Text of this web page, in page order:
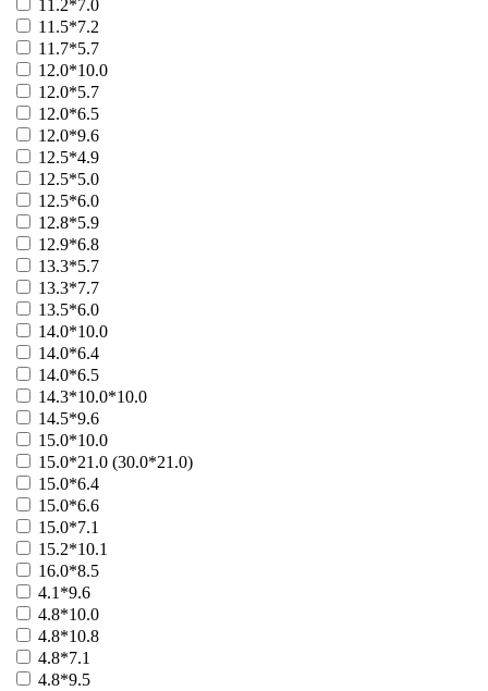
фонд Культуры
21084 - Госпожа Удача
Фонд образования
31003 - Миллионер
Больше
Фонд одаренных детей
21062 - Dendy
Больше
Фонд Святого Трифона
Больше
фонд содействия (РБФСМ)
21054 - Содействие (25)
21055 - Боулинг
21056 - Покер
41105 - Как карты лягут
41057 - счастливая семья
31002 - счастливая семья
41072 - Кошки-мышки
41073 - Кошки-мышки
21039 - Самбо
21044 - Пари (600)
21046 - Пари (300)
21047 - Содействие (200)
21050 - Содействие (100)
Больше
фонд социальной защиты
11.2*7.0
11.5*7.2
11.7*5.7
12.0*10.0
12.0*5.7
12.0*6.5
12.0*9.6
12.5*4.9
12.5*5.0
12.5*6.0
12.8*5.9
12.9*6.8
13.3*5.7
13.3*7.7
13.5*6.0
14.0*10.0
14.0*6.4
14.0*6.5
14.3*10.0*10.0
14.5*9.6
15.0*10.0
15.0*21.0 (30.0*21.0)
15.0*6.4
15.0*6.6
15.0*7.1
15.2*10.1
16.0*8.5
4.1*9.6
4.8*10.0
4.8*10.8
4.8*7.1
4.8*9.5